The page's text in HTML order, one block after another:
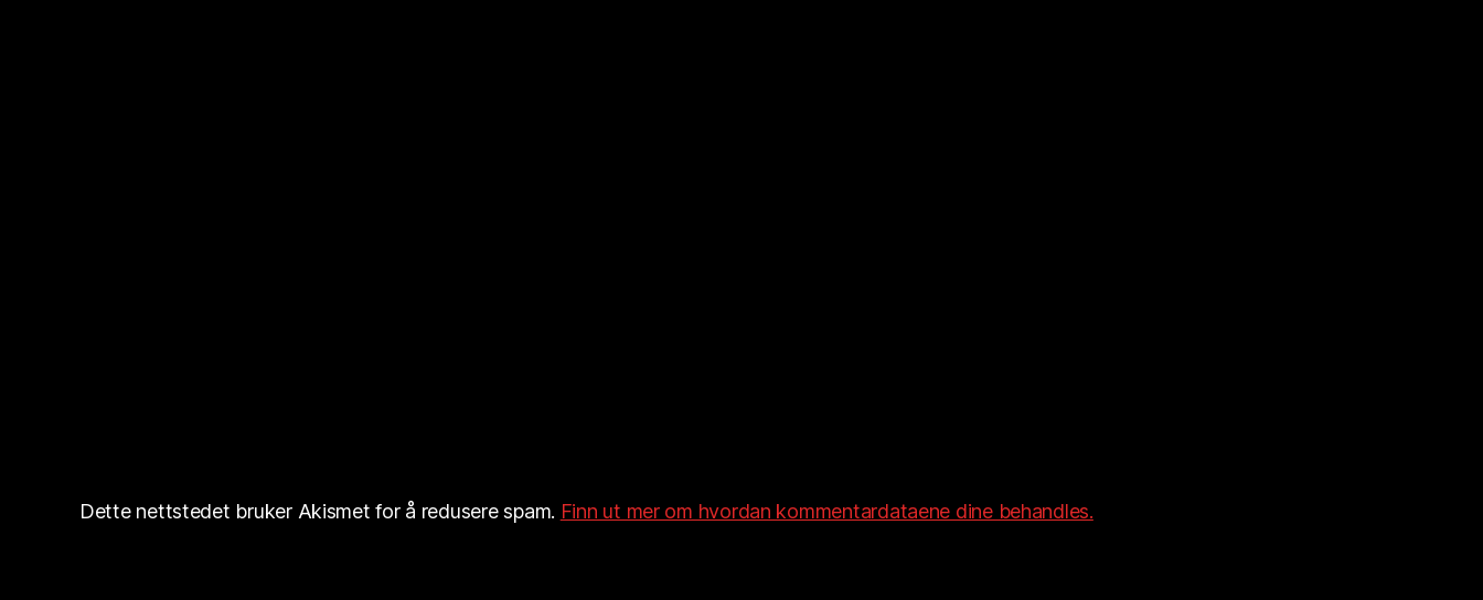
Dette nettstedet bruker Akismet for å redusere spam. Finn ut mer om hvordan kommentardataene dine behandles.